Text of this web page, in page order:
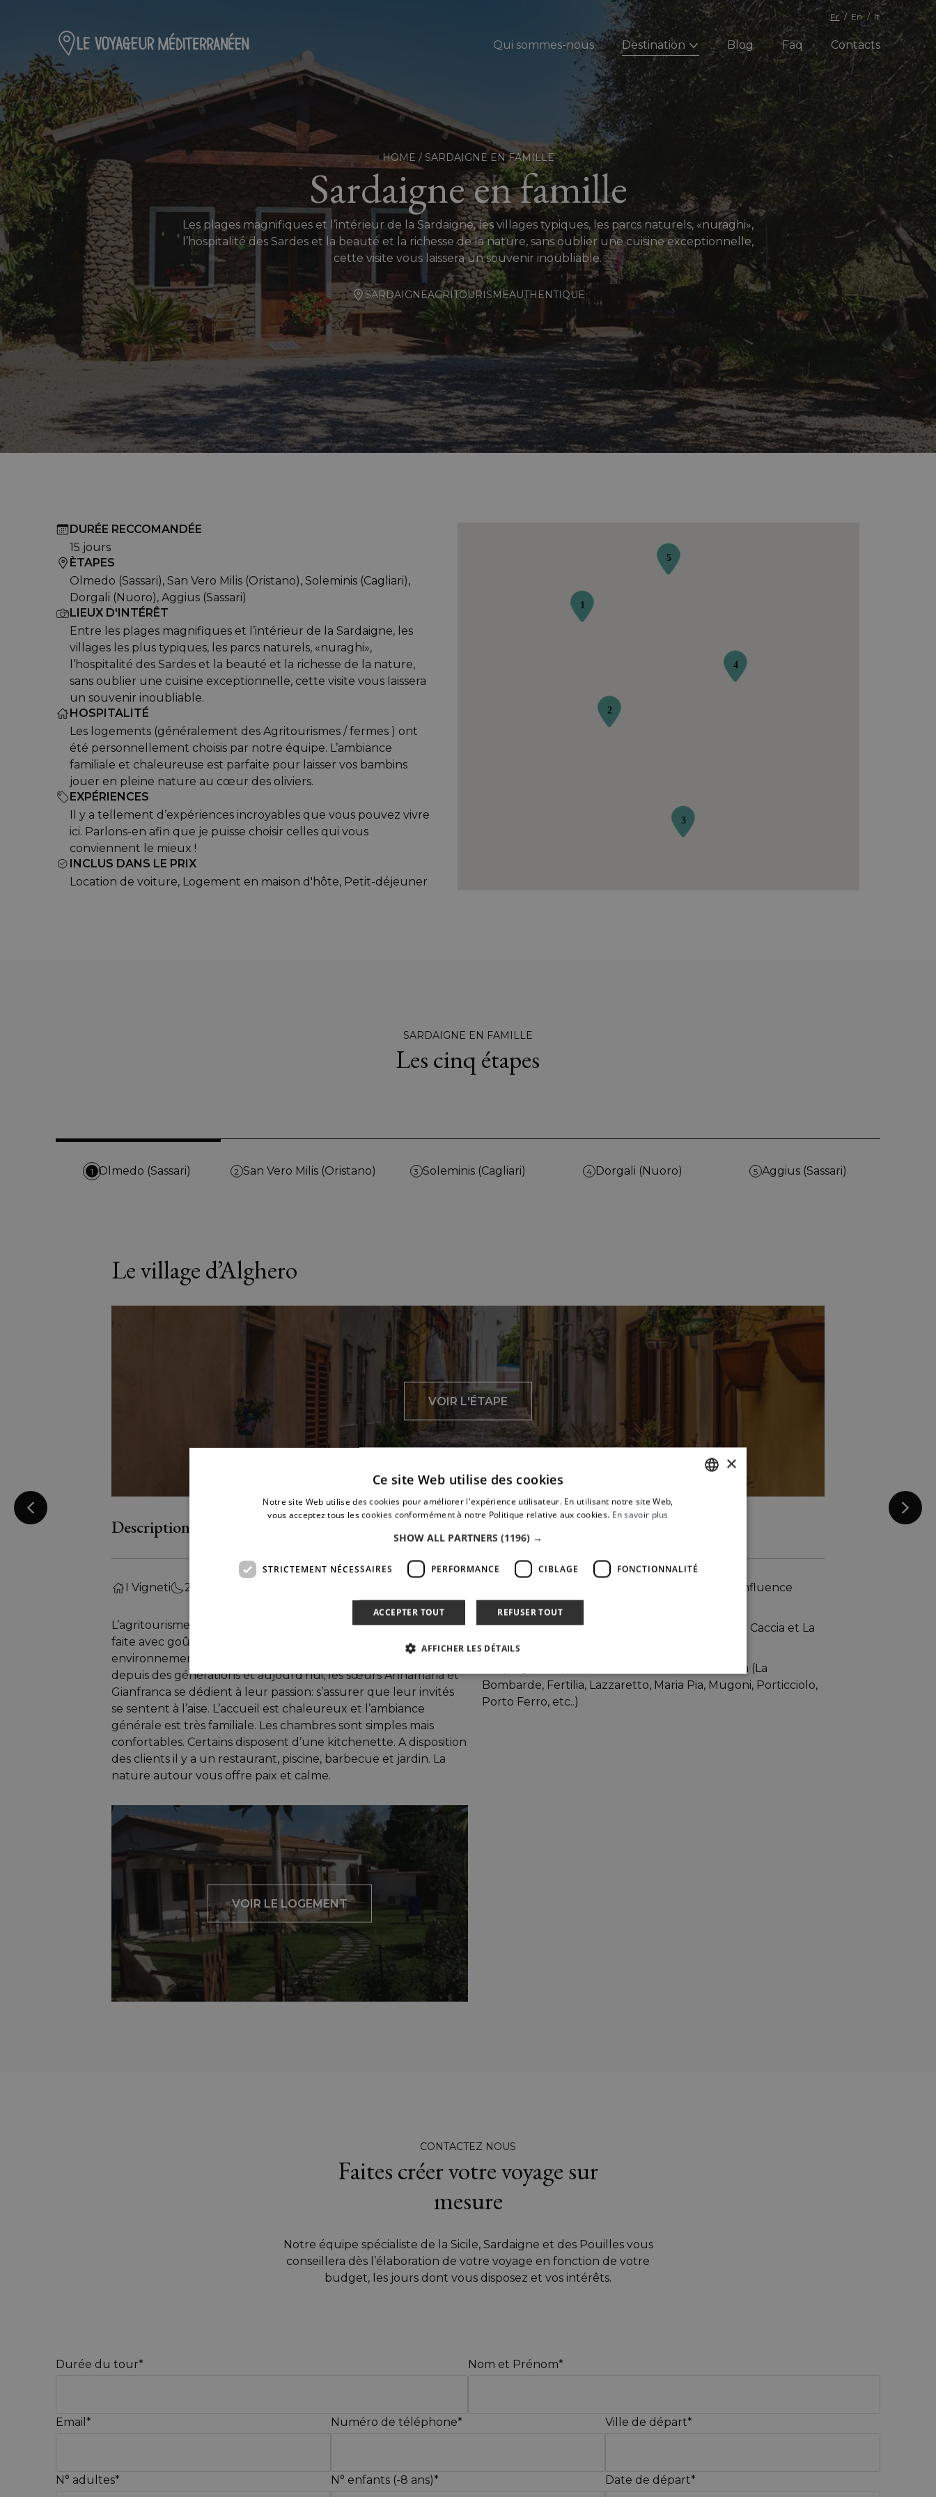
Qui sommes-nous Destination Blog Faq Contacts
Fr En It
HOME / SARDAIGNE EN FAMILLE
Sardaigne en famille
Les plages magnifiques et l’intérieur de la Sardaigne, les villages typiques, les parcs naturels, «nuraghi»,
l’hospitalité des Sardes et la beauté et la richesse de la nature, sans oublier une cuisine exceptionnelle,
cette visite vous laissera un souvenir inoubliable.
SARDAIGNEAGRITOURISMEAUTHENTIQUE
DURÉE RECCOMANDÉE
15 jours
ÈTAPES
Olmedo (Sassari), San Vero Milis (Oristano), Soleminis (Cagliari),
Dorgali (Nuoro), Aggius (Sassari)
LIEUX D'INTÉRÊT
Entre les plages magnifiques et l’intérieur de la Sardaigne, les
villages les plus typiques, les parcs naturels, «nuraghi»,
l’hospitalité des Sardes et la beauté et la richesse de la nature,
sans oublier une cuisine exceptionnelle, cette visite vous laissera
un souvenir inoubliable.
HOSPITALITÉ
Les logements (généralement des Agritourismes / fermes ) ont
été personnellement choisis par notre équipe. L’ambiance
familiale et chaleureuse est parfaite pour laisser vos bambins
jouer en pleine nature au cœur des oliviers.
EXPÉRIENCES
Il y a tellement d’expériences incroyables que vous pouvez vivre
ici. Parlons-en afin que je puisse choisir celles qui vous
conviennent le mieux !
INCLUS DANS LE PRIX
Location de voiture, Logement en maison d'hôte, Petit-déjeuner
SARDAIGNE EN FAMILLE
Les cinq étapes
1 Olmedo (Sassari) 2 San Vero Milis (Oristano) 3 Soleminis (Cagliari) 4 Dorgali (Nuoro) 5 Aggius (Sassari)
Le village d’Alghero
VOIR L'ÉTAPE
Description du logement
I Vigneti 2 nuit
L’agritourisme I Vigneti est une maison construite récemment,
faite avec goût et pour garder un faible impact
environnemental. La famille Pirisi travaille dans le domaine
depuis des générations et aujourd’hui, les sœurs Annamaria et
Gianfranca se dédient à leur passion: s’assurer que leur invités
se sentent à l’aise. L’accueil est chaleureux et l’ambiance
générale est très familiale. Les chambres sont simples mais
confortables. Certains disposent d’une kitchenette. A disposition
des clients il y a un restaurant, piscine, barbecue et jardin. La
nature autour vous offre paix et calme.
VOIR LE LOGEMENT
A voir à proximité
Le village d’Alghero est à 10km, célèbre pour l’influence
catalane dans son architecture et son dialecte.
A 30 km de l’hôtel, la réserve naturelle de Capo Caccia et La
grotte de Neptune.
Les plages les plus proches sont à environ 15 km (La
Bombarde, Fertilia, Lazzaretto, Maria Pia, Mugoni, Porticciolo,
Porto Ferro, etc..)
CONTACTEZ NOUS
Faites créer votre voyage sur
mesure
Notre équipe spécialiste de la Sicile, Sardaigne et des Pouilles vous
conseillera dès l’élaboration de votre voyage en fonction de votre
budget, les jours dont vous disposez et vos intérêts.
Durée du tour* Nom et Prénom*
Email* Numéro de téléphone* Ville de départ*
N° adultes* N° enfants (-8 ans)* Date de départ*
×
Ce site Web utilise des cookies
Notre site Web utilise des cookies pour améliorer l'expérience utilisateur. En utilisant notre site Web,
vous acceptez tous les cookies conformément à notre Politique relative aux cookies. En savoir plus
SHOW ALL PARTNERS (1196) →
STRICTEMENT NÉCESSAIRES PERFORMANCE CIBLAGE FONCTIONNALITÉ
ACCEPTER TOUT REFUSER TOUT
AFFICHER LES DÉTAILS